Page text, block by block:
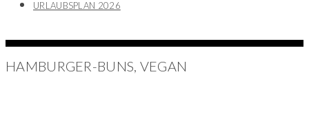
URLAUBSPLAN 2026
HAMBURGER-BUNS, VEGAN